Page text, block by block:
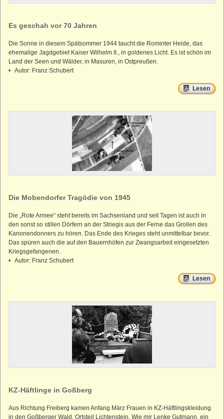
Es geschah vor 70 Jahren
Die Sonne in diesem Spätsommer 1944 taucht die Rominter Heide, das
ehemalige Jagdgebiet Kaiser Wilhelm II., in goldenes Licht. Es ist schön im
Land der Seen und Wälder, in Masuren, in Ostpreußen.
• Autor: Franz Schubert
Lesen
Die Mobendorfer Tragödie von 1945
Die „Rote Armee“ steht bereits im Sachsenland und seit Tagen ist auch in
den sonst so stillen Dörfern an der Striegis aus der Ferne das Grollen des
Kanonendonners zu hören. Das Ende des Krieges steht unmittelbar bevor.
Das spüren auch die auf den Bauernhöfen zur Zwangsarbeit eingesetzten
Kriegsgefangenen.
• Autor: Franz Schubert
Lesen
KZ-Häftlinge in Goßberg
Aus Richtung Freiberg kamen Anfang März Frauen in KZ-Häftlingskleidung
in den Goßberger Wald, Ortsteil Lichtenstein. Wie mir Lenke Gutmann, ein